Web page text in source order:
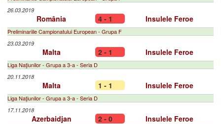
26.03.2019
România 4 - 1 Insulele Feroe
Preliminariile Campionatului European - Grupa F
23.03.2019
Malta 2 - 1 Insulele Feroe
Liga Naţiunilor - Grupa a 3-a - Seria D
20.11.2018
Malta 1 - 1 Insulele Feroe
Liga Naţiunilor - Grupa a 3-a - Seria D
17.11.2018
Azerbaidjan 2 - 0 Insulele Feroe